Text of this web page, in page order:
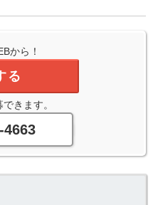
から！
る
きます。
4663